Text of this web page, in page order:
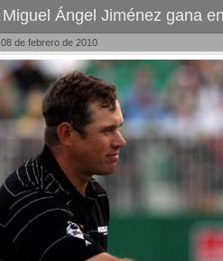
Miguel Ángel Jiménez gana
08 de febrero de 2010